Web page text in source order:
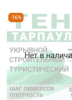
Нет в
-16%